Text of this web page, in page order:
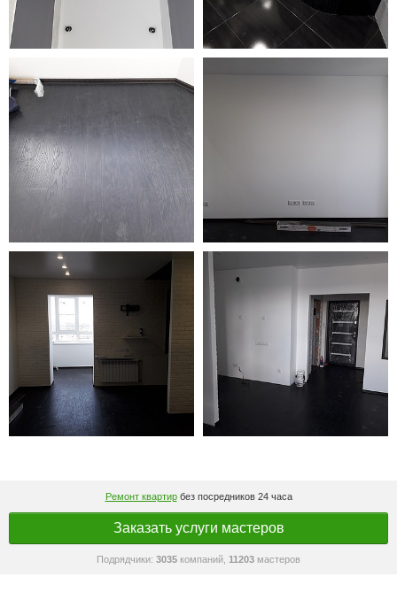
Ремонт квартирбез посредников 24 часа
Заказать услуги мастеров
Подрядчики: 3035 компаний, 11203 мастеров